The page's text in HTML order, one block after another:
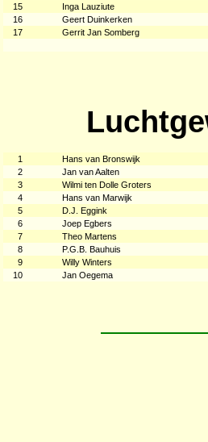
15
Inga Lauziute
16
Geert Duinkerken
17
Gerrit Jan Somberg
1
Hans van Bronswijk
2
Jan van Aalten
3
Wilmi ten Dolle Groters
4
Hans van Marwijk
5
D.J. Eggink
6
Joep Egbers
7
Theo Martens
8
P.G.B. Bauhuis
9
Willy Winters
10
Jan Oegema